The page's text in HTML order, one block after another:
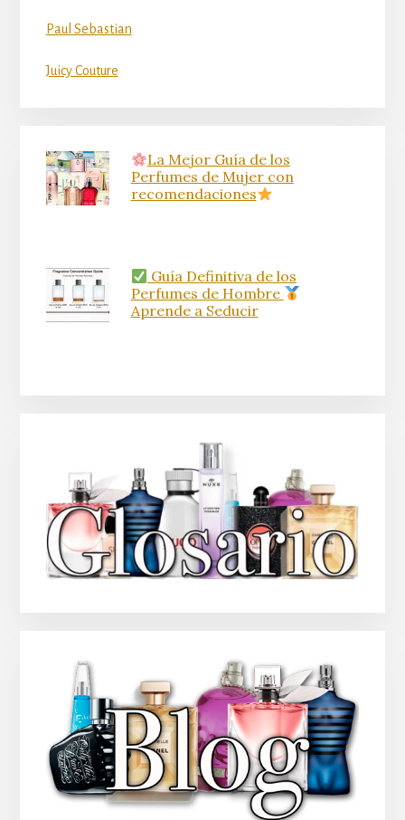
Paul Sebastian
Juicy Couture
La Mejor Guía de los
Perfumes de Mujer con
recomendaciones
Guía Definitiva de los
Perfumes de Hombre
Aprende a Seducir